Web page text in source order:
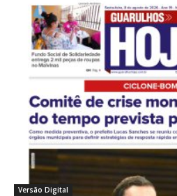
Versão Digital